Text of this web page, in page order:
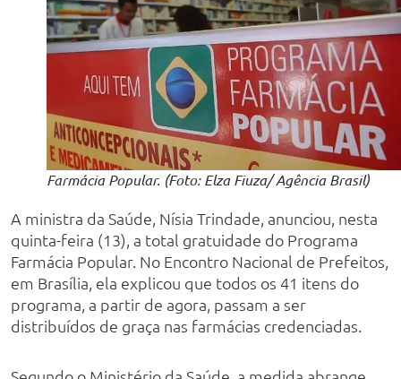
Farmácia Popular. (Foto: Elza Fiuza/ Agência Brasil)
A ministra da Saúde, Nísia Trindade, anunciou, nesta
quinta-feira (13), a total gratuidade do Programa
Farmácia Popular. No Encontro Nacional de Prefeitos,
em Brasília, ela explicou que todos os 41 itens do
programa, a partir de agora, passam a ser
distribuídos de graça nas farmácias credenciadas.